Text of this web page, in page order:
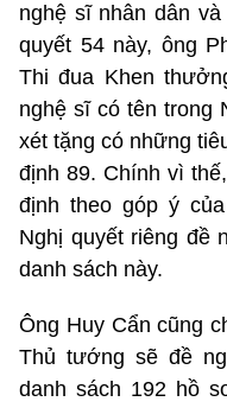
nghệ sĩ nhân dân
quyết 54 này, ông
Thi đua Khen
nghệ sĩ có tên trong
xét tặng có những
định 89. Chính vì
định theo góp ý
Nghị quyết riêng đề
danh sách này.
Ông Huy Cẩn cũng
Thủ tướng sẽ đề
danh sách 192 hồ